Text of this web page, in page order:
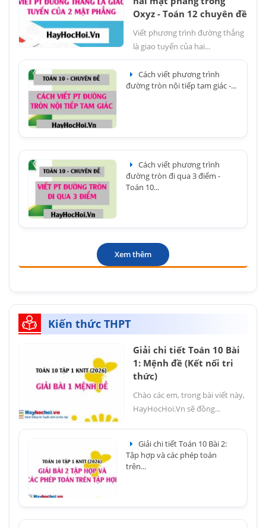
Oxyz - Toán 12 chuyên đề
Viết phương trình đường thẳng
là giao tuyến của hai...
Cách viết phương trình
đường tròn nội tiếp tam giác -...
Cách viết phương trình
đường tròn đi qua 3 điểm -
Toán 10...
Xem thêm
Kiến thức THPT
Giải chi tiết Toán 10 Bài
1: Mệnh đề (Kết nối tri
thức)
Chào các em, trong bài viết này,
HayHocHoi.Vn sẽ đồng...
Giải chi tiết Toán 10 Bài 2:
Tập hợp và các phép toán
trên...